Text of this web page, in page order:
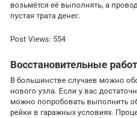
возьмётся её выполнять, а
пустая трата денег.
Post Views: 554
Восстановительные
В большинстве случаев можно
нового узла. Если у вас
можно попробовать выполнить
рейки в гаражных условиях.